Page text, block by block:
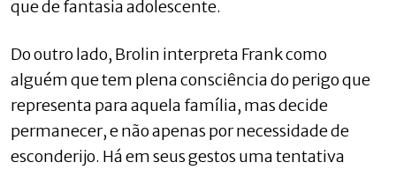
que de fantasia adolescente.
Do outro lado, Brolin interpreta Frank como
alguém que tem plena consciência do perigo que
representa para aquela família, mas decide
permanecer, e não apenas por necessidade de
esconderijo. Há em seus gestos uma tentativa